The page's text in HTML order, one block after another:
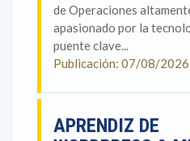
de Operaciones
apasionado por la
puente clave...
Publicación: 07/08/
APRENDIZ DE